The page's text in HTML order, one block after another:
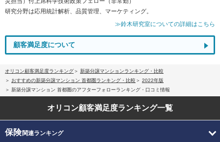
研究分野は応用統計解析、品質管理、マーケティング。
≫鈴木研究室についての詳細はこちら
顧客満足度について
オリコン顧客満足度ランキング
新築分譲マンションランキング・比較
おすすめの新築分譲マンション 首都圏ランキング・比較
2022年版
新築分譲マンション 首都圏のアフターフォローランキング・口コミ情報
オリコン顧客満足度ランキング一覧
保険関連ランキング